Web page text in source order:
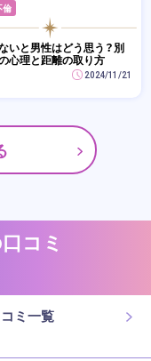
倫
いと男性はどう思う？別
心理と距離の取り方
2024/11/21
コミ
ミ一覧